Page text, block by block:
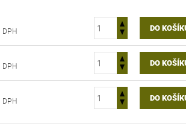
bez DPH
bez DPH
bez DPH